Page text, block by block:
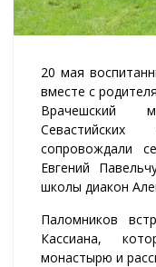
20 мая
вместе с
Врачешский
сопровождали
Евгений
школы диакон
Паломников
Кассиана,
монастырю и